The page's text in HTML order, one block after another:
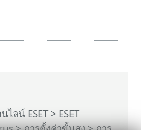
ไลน์ ESET> ESET
>การตั้งค่าขั้นสูง>การ